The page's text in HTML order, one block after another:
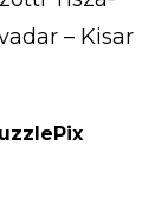
– Kisar